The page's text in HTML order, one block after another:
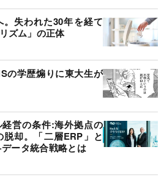
。失われた30年を経て
ズム」の正体
の学歴煽りに東大生が
営の条件:海外拠点の
脱却。「二層ERP」と
ータ統合戦略とは